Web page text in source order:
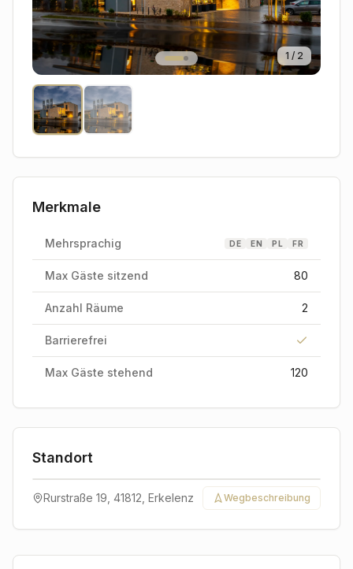
1 / 2
Merkmale
Mehrsprachig DE EN PL FR
Max Gäste sitzend 80
Anzahl Räume 2
Barrierefrei
Max Gäste stehend 120
Standort
+
−
Rurstraße 19, 41812, Erkelenz
Wegbeschreibung